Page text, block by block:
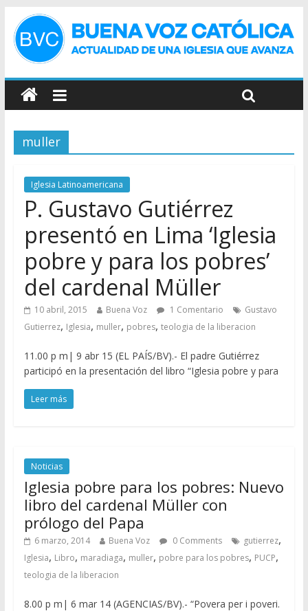
muller
Iglesia Latinoamericana
P. Gustavo Gutiérrez
presentó en Lima ‘Iglesia
pobre y para los pobres’
del cardenal Müller
10 abril, 2015 Buena Voz 1 Comentario
Gustavo
Gutierrez, Iglesia, muller, pobres, teologia de la liberacion
11.00 p m| 9 abr 15 (EL PAÍS/BV).- El padre Gutiérrez
participó en la presentación del libro “Iglesia pobre y para
Leer más
Noticias
Iglesia pobre para los pobres: Nuevo
libro del cardenal Müller con
prólogo del Papa
6 marzo, 2014 Buena Voz 0 Comments gutierrez,
Iglesia, Libro, maradiaga, muller, pobre para los pobres, PUCP,
teologia de la liberacion
8.00 p m| 6 mar 14 (AGENCIAS/BV).- “Povera per i poveri.